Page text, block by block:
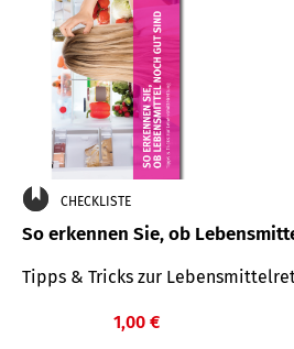
CHECKLISTE
So erkennen Sie, ob
Tipps & Tricks zur
1,00 €